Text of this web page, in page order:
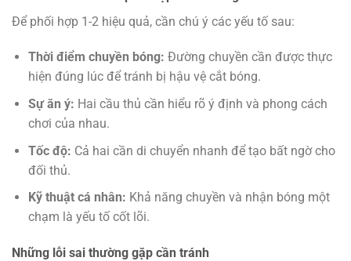
Để phối hợp 1-2 hiệu quả, cần chú ý các yếu tố sau:
Thời điểm chuyền bóng: Đường chuyền cần được thực
hiện đúng lúc để tránh bị hậu vệ cắt bóng.
Sự ăn ý: Hai cầu thủ cần hiểu rõ ý định và phong cách
chơi của nhau.
Tốc độ: Cả hai cần di chuyển nhanh để tạo bất ngờ cho
đối thủ.
Kỹ thuật cá nhân: Khả năng chuyền và nhận bóng một
chạm là yếu tố cốt lõi.
Những lỗi sai thường gặp cần tránh